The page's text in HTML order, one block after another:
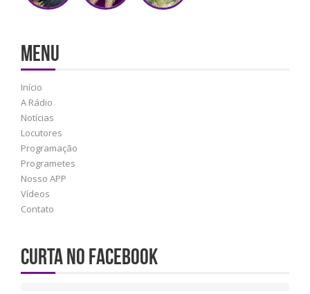
MENU
Início
A Rádio
Notícias
Locutores
Programação
Programetes
Nosso APP
Vídeos
Contato
Curta no Facebook